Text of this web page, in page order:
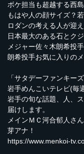
ボケ担当も超越する西
もはや人の顔サイズ？
ロダンの考える人が迎
日本最大のある石とク
メジャー佐々木朗希投
朗希投手お気に入りの
「サタデーファンキー
岩手めんこいテレビ(毎
岩手の旬な話題、人、
届けします。
メインＭＣ河合郁人さ
芽アナ！
https://www.menkoi-